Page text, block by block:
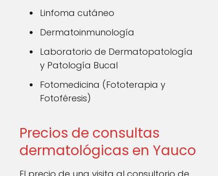
Linfoma cutáneo
Dermatoinmunología
Laboratorio de Dermatopatología
y Patología Bucal
Fotomedicina (Fototerapia y
Fotoféresis)
Precios de consultas
dermatológicas en Yauco